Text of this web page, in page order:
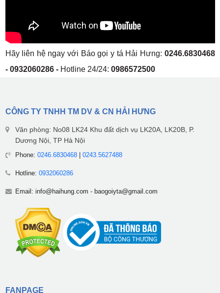
Hãy liên hệ ngay với Báo gọi y tá Hải Hưng: 0246.6830468
- 0932060286 - Hotline 24/24: 0986572500
CÔNG TY TNHH TM DV & CN HẢI HƯNG
Văn phòng: No08 LK24 Khu đất dịch vụ LK20A, LK20B, P.
Dương Nội, TP Hà Nội
Phone: 0246.6830468| 0243.5627488
Hotline: 0932060286
Email: info@haihung.com - baogoiyta@gmail.com
FANPAGE